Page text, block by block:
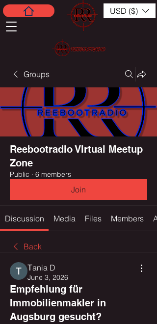
USD ($)
Groups
Reebootradio Virtual Meetup
Zone
Public · 6 members
Join
Discussion Media Files Members
Back
Тania D
June 3, 2026
Empfehlung für
Immobilienmakler in
Augsburg gesucht?